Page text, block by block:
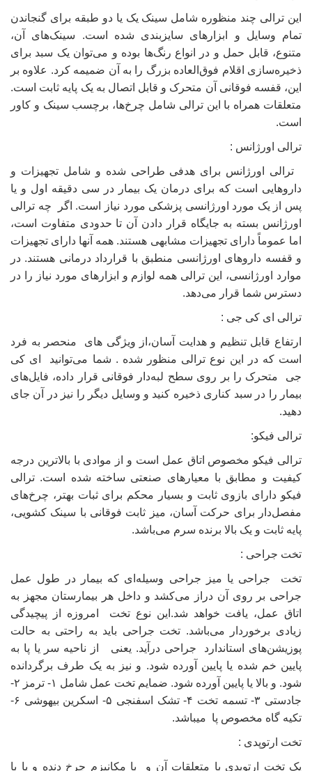
این ترالی‌ چند منظوره شامل سینک یک یا دو طبقه برای گنجاندن
تمام وسایل و ابزارهای سایزبندی شده است. سینک‌های آن،
متنوع، قابل حمل و در انواع رنگ‌ها بوده و می‌توان یک سبد برای
ذخیره‌سازی اقلام فوق‌العاده بزرگ را به آن ضمیمه کرد. علاوه بر
این، قفسه فوقانی آن متحرک و قابل اتصال به یک پایه ثابت است.
متعلقات همراه با این ترالی شامل چرخ‌ها، برچسب سینک و کاور
است.
ترالی اورژانس :
ترالی اورژانس برای هدفی طراحی شده و شامل تجهیزات و
داروهایی است که برای درمان یک بیمار در سی دقیقه اول و یا
پس از یک مورد اورژانسی پزشکی مورد نیاز است. اگر چه ترالی
اورژانس بسته به جایگاه قرار دادن آن تا حدودی متفاوت است،
اما عموماً دارای تجهیزات مشابهی هستند. همه آنها دارای تجهیزات
و قفسه داروهای اورژانسی منطبق با قرارداد درمانی هستند. در
موارد اورژانسی، این ترالی همه لوازم و ابزارهای مورد نیاز را در
دسترس شما قرار می‌دهد.
ترالی ای کی جی :
ارتفاع قابل تنظیم و هدایت آسان،از ویژگی های منحصر به فرد
است که در این نوع ترالی منظور شده . شما می‌توانید ای کی
جی متحرک را بر روی سطح لبه‌دار فوقانی قرار داده، فایل‌های
بیمار را در سبد کناری ذخیره کنید و وسایل دیگر را نیز در آن جای
دهید.
ترالی فیکو:
ترالی‌ فیکو مخصوص اتاق عمل است و از موادی با بالاترین درجه
کیفیت و مطابق با معیارهای صنعتی ساخته شده است. ترالی
فیکو دارای بازوی ثابت و بسیار محکم برای ثبات بهتر، چرخ‌های
مفصل‌دار برای حرکت آسان، میز ثابت فوقانی با سینک کشویی،
پایه ثابت و یک بالا برنده سرم می‌باشد.
تخت جراحی :
تخت جراحی یا میز جراحی وسیله‌ای که بیمار در طول عمل
جراحی بر روی آن دراز می‌کشد و داخل هر بیمارستان مجهز به
اتاق عمل، یافت خواهد شد.این نوع تخت امروزه از پیچیدگی
زیادی برخوردار می‌باشد. تخت جراحی باید به راحتی به حالت
پوزیشن‌های استاندارد جراحی درآید. یعنی از ناحیه سر یا پا به
پایین خم شده یا پایین آورده شود. و نیز به یک طرف برگردانده
شود. و بالا یا پایین آورده شود. ضمایم تخت عمل شامل ۱- ترمز ۲-
جادستی ۳- تسمه تخت ۴- تشک اسفنجی ۵- اسکرین بیهوشی ۶-
تکیه گاه مخصوص پا میباشد.
تخت ارتوپدی :
یک تخت ارتوپدی با متعلقات آن و با مکانیزم چرخ دنده و یا با